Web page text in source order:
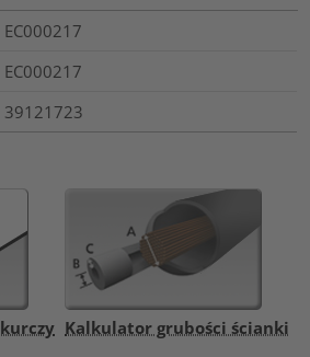
EC000217
EC000217
39121723
Kalkulator grubości ścianki